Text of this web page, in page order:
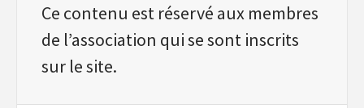
Ce contenu est réservé aux membres
de l’association qui se sont inscrits
sur le site.